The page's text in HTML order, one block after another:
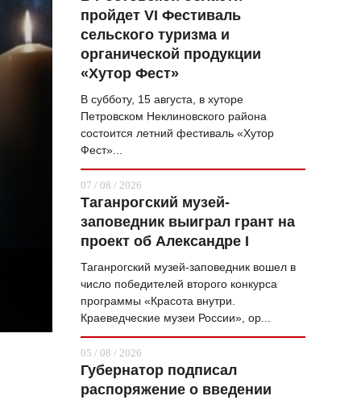
ВОПРОС НЕДЕЛИ
СТИЛЬ ЖИЗНИ
ХАЙП
ЧЕЛОВЕК ОСОБЕННЫЙ
КУЛЬТ ЕДЫ
АФИША
ЖУРНАЛ
пройдет VI Фестиваль
сельского туризма и
органической продукции
«Хутор Фест»
В субботу, 15 августа, в хуторе
Петровском Неклиновского района
состоится летний фестиваль «Хутор
Фест»...
07 / 08 / 2026
Таганрогский музей-
заповедник выиграл грант на
проект об Александре I
Таганрогский музей-заповедник вошел в
число победителей второго конкурса
программы «Красота внутри.
Краеведческие музеи России», ор...
05 / 08 / 2026
Губернатор подписал
распоряжение о введении